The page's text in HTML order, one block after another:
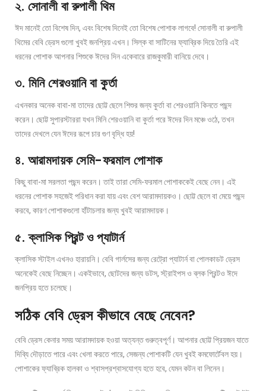
২. সোনালী বা রুপালী থিম
ঈদ মানেই তো বিশেষ দিন, এবং বিশেষ দিনেই তো বিশেষ পোশাক লাগবে! সোনালী বা রুপালী
থিমের বেবি ড্রেস গুলো খুবই জনপ্রিয় এখন। সিল্ক বা সাটিনের ফ্যাব্রিক দিয়ে তৈরি এই
ধরনের পোশাক আপনার শিশুকে ঈদের দিন একেবারে রাজকুমারী বানিয়ে দেবে।
৩. মিনি শেরওয়ানি বা কুর্তা
এখনকার অনেক বাবা-মা তাদের ছোট্ট ছেলে শিশুর জন্য কুর্তা বা শেরওয়ানি কিনতে পছন্দ
করেন। ছোট্ট সুপারস্টাররা যখন মিনি শেরওয়ানি বা কুর্তা পরে ঈদের দিন মঞ্চে ওঠে, তখন
তাদের দেখলে যেন ঈদের রূপে চার গুণ বৃদ্ধি হয়!
৪. আরামদায়ক সেমি-ফরমাল পোশাক
কিছু বাবা-মা সরলতা পছন্দ করেন। তাই তারা সেমি-ফরমাল পোশাককেই বেছে নেন। এই
ধরনের পোশাক সহজেই পরিধান করা যায় এবং বেশ আরামদায়কও। ছোট্ট ছেলে বা মেয়ে পছন্দ
করবে, কারণ পোশাকগুলো হাঁটাচলার জন্য খুবই আরামদায়ক।
৫. ক্লাসিক প্রিন্ট ও প্যাটার্ন
ক্লাসিক স্টাইল এখনও হারায়নি। বেবি গার্লসের জন্য রেট্রো প্যাটার্ন বা পোলকাডট ড্রেস
অনেকেই বেছে নিচ্ছেন। একইভাবে, ছোটদের জন্য ডটস, স্ট্রাইপস ও ব্লক প্রিন্টও ঈদে
জনপ্রিয় হতে চলেছে।
সঠিক বেবি ড্রেস কীভাবে বেছে নেবেন?
বেবি ড্রেস কেনার সময় আরামদায়ক হওয়া অত্যন্ত গুরুত্বপূর্ণ। আপনার ছোট্ট প্রিয়জন যাতে
দিব্যি দৌড়াতে পারে এবং খেলা করতে পারে, সেজন্য পোশাকটি যেন খুবই কমফোর্টেবল হয়।
পোশাকের ফ্যাব্রিক হালকা ও শ্বাসপ্রশ্বাসযোগ্য হতে হবে, যেমন কটন বা লিনেন।